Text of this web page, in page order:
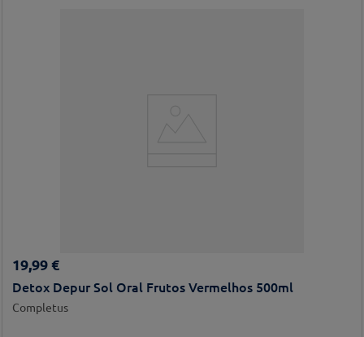
19,99 €
Detox Depur Sol Oral Frutos Vermelhos 500ml
Completus